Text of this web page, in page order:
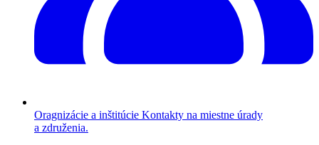
Oragnizácie a inštitúcie Kontakty na miestne úrady
a združenia.